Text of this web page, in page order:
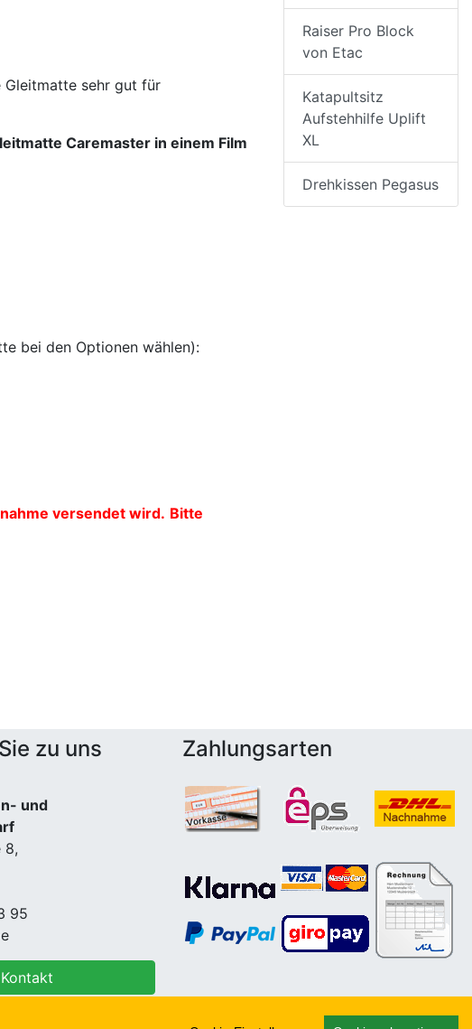
Gleitmatte sehr gut für
Caremaster in einem Film
bei den Optionen wählen):
versendet wird. Bitte
Raiser Pro Block
von Etac
Katapultsitz
Aufstehhilfe Uplift
XL
Drehkissen Pegasus
zu uns
und
8,
95
Zahlungsarten